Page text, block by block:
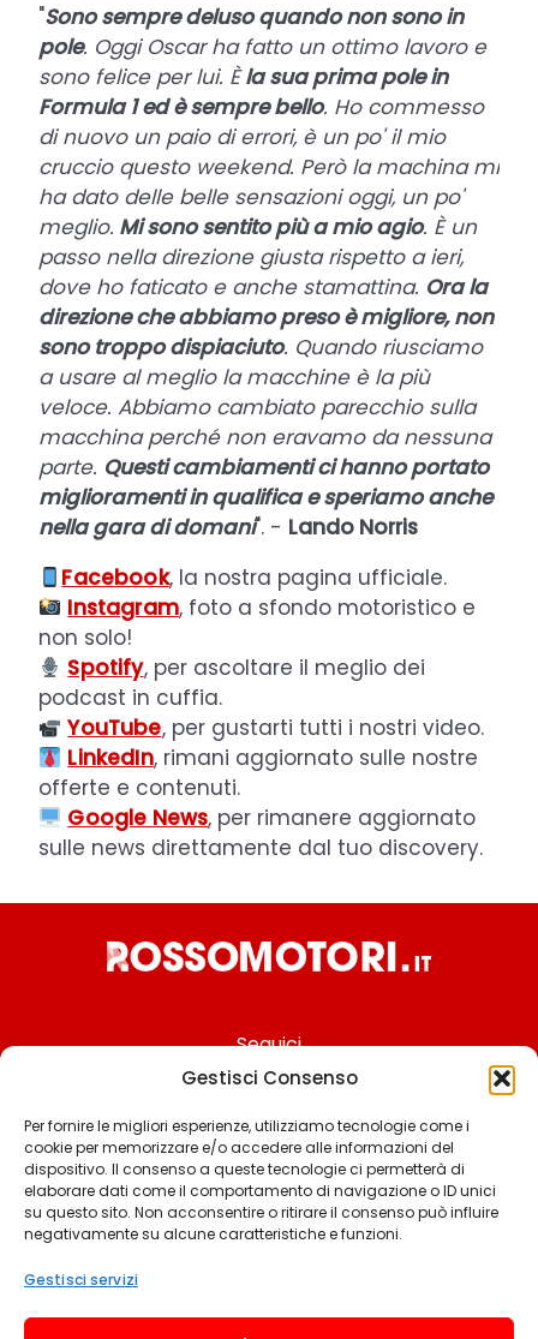
Gestisci Consenso
Per fornire le migliori esperienze, utilizziamo tecnologie come i
cookie per memorizzare e/o accedere alle informazioni del
dispositivo. Il consenso a queste tecnologie ci permetterà di
elaborare dati come il comportamento di navigazione o ID unici
su questo sito. Non acconsentire o ritirare il consenso può influire
negativamente su alcune caratteristiche e funzioni.
Gestisci servizi
"Sono sempre deluso quando non sono in
pole. Oggi Oscar ha fatto un ottimo lavoro e
sono felice per lui. Èla sua prima pole in
Formula 1 ed è sempre bello. Ho commesso
di nuovo un paio di errori, è un po' il mio
cruccio questo weekend. Però la machina mi
ha dato delle belle sensazioni oggi, un po'
meglio. Mi sono sentito più a mio agio. È un
passo nella direzione giusta rispetto a ieri,
dove ho faticato e anche stamattina. Ora la
direzione che abbiamo preso è migliore, non
sono troppo dispiaciuto. Quando riusciamo
a usare al meglio la macchine è la più
veloce. Abbiamo cambiato parecchio sulla
macchina perché non eravamo da nessuna
parte. Questi cambiamenti ci hanno portato
miglioramenti in qualifica e speriamo anche
nella gara di domani". - Lando Norris
Facebook, la nostra pagina ufficiale.
Instagram, foto a sfondo motoristico e
non solo!
Spotify, per ascoltare il meglio dei
podcast in cuffia.
YouTube, per gustarti tutti i nostri video.
LinkedIn, rimani aggiornato sulle nostre
offerte e contenuti.
Google News, per rimanere aggiornato
sulle news direttamente dal tuo discovery.
Seguici
Chi siamo
Contattaci
Termini & Condizioni
Privacy policy